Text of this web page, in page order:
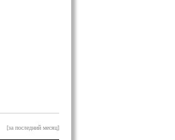
[за последний месяц]